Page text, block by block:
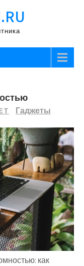
Гаджеты
как